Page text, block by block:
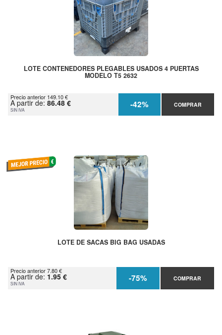
LOTE CONTENEDORES PLEGABLES USADOS 4 PUERTAS
MODELO T5 2632
Precio anterior 149.10 €
A partir de: 86.48 €
SIN IVA -42% COMPRAR
LOTE DE SACAS BIG BAG USADAS
Precio anterior 7.80 €
A partir de: 1.95 €
SIN IVA -75% COMPRAR